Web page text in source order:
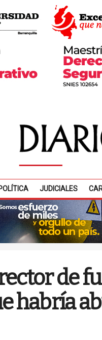
JUDICIALES
de
habría